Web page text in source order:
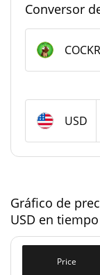
Rango en el
Suministro
Suministro
Capitalización
Cockroach
Conversor
USD
Gráfico de
USD en tiempo
Price